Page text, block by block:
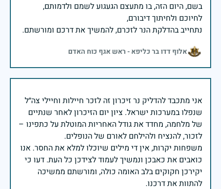
בשם, היום הזה, בו מתעצם הגעגוע לשמם ולדמותם,
נתחייב בהדלקת הנר לזכרם, להמשיך את דרכם ומורשתם.
אלוף דדו בר כליפא - ראש אגף כוח האדם
אני מתכבד להדליק נר זיכרון זה לזכר חיילות וחיילי צה״ל
שנפלו במערכות ישראל. ציון יום הזיכרון לאחר שנתיים
של מלחמה, מחדד את גודל האחריות המוטלת על כתפינו –
משפחות יקרות, אין די מילים שיוכלו למלא את החסר. אנו
כואבים את כאבכן ונמשיך לעמוד לצידכן כל העת. דעו כי
יקירכן חקוקים בלב האומה כולה, ומורשתם ממשיכה